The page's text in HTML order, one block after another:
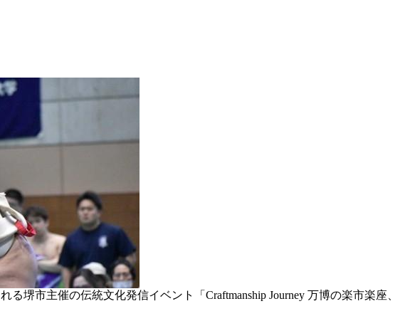
堺市主催の伝統文化発信イベント「Craftmanship Journey 万博の楽市楽座、